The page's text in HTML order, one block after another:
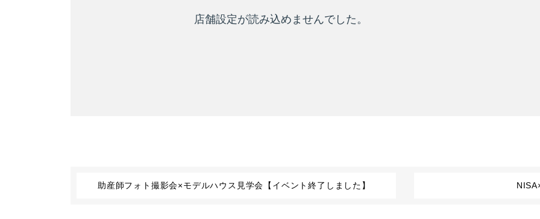
助産師フォト撮影会×モデルハウス見学会【イベント終了しました】